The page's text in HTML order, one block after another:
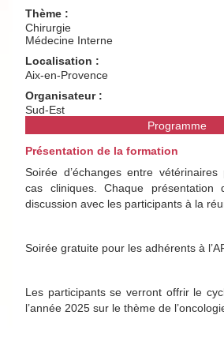
Thème :
Chirurgie
Médecine Interne
Localisation :
Aix-en-Provence
Organisateur :
Sud-Est
Programme
Présentation de la formation
Soirée d’échanges entre
cas cliniques. Chaque
discussion avec les participants à la
Soirée gratuite pour les adhérents à
Les participants se verront offrir le
l’année 2025 sur le thème de